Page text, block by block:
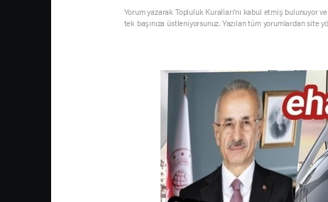
Yorum yazarak Topluluk Kuralları’nı kabul etmiş bulunuyor
tek başınıza üstleniyorsunuz. Yazılan tüm yorumlardan